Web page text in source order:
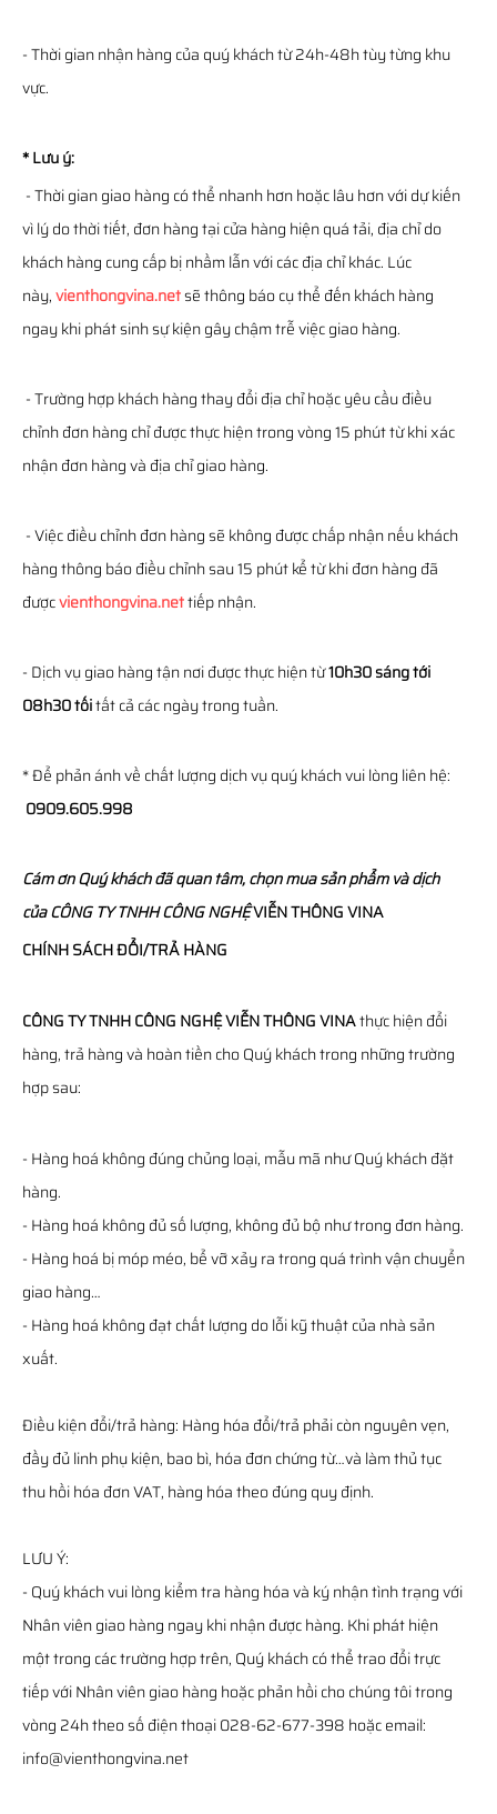
- Thời gian nhận hàng của quý khách từ 24h-48h tùy từng khu
vực.
* Lưu ý:
- Thời gian giao hàng có thể nhanh hơn hoặc lâu hơn với dự kiến
vì lý do thời tiết, đơn hàng tại cửa hàng hiện quá tải, địa chỉ do
khách hàng cung cấp bị nhầm lẫn với các địa chỉ khác. Lúc
này,vienthongvina.netsẽ thông báo cụ thể đến khách hàng
ngay khi phát sinh sự kiện gây chậm trễ việc giao hàng.
- Trường hợp khách hàng thay đổi địa chỉ hoặc yêu cầu điều
chỉnh đơn hàng chỉ được thực hiện trong vòng 15 phút từ khi xác
nhận đơn hàng và địa chỉ giao hàng.
- Việc điều chỉnh đơn hàng sẽ không được chấp nhận nếu khách
hàng thông báo điều chỉnh sau 15 phút kể từ khi đơn hàng đã
đượcvienthongvina.nettiếp nhận.
- Dịch vụ giao hàng tận nơi được thực hiện từ10h30 sáng tới
08h30 tốitất cả các ngày trong tuần.
* Để phản ánh về chất lượng dịch vụ quý khách vui lòng liên hệ:
0909.605.998
Cám ơn Quý khách đã quan tâm, chọn mua sản phẩm và dịch
củaCÔNG TY TNHH CÔNG NGHỆVIỄN THÔNGVINA
CHÍNH SÁCH ĐỔI/TRẢ HÀNG
CÔNG TY TNHH CÔNG NGHỆ VIỄN THÔNG VINAthực hiện đổi
hàng, trả hàng và hoàn tiền cho Quý khách trong những trường
hợp sau:
- Hàng hoá không đúng chủng loại, mẫu mã như Quý khách đặt
hàng.
- Hàng hoá không đủ số lượng, không đủ bộ như trong đơn hàng.
- Hàng hoá bị móp méo, bể vỡ xảy ra trong quá trình vận chuyển
giao hàng…
- Hàng hoá không đạt chất lượng do lỗi kỹ thuật của nhà sản
xuất.
Điều kiện đổi/trả hàng: Hàng hóa đổi/trả phải còn nguyên vẹn,
đầy đủ linh phụ kiện, bao bì, hóa đơn chứng từ…và làm thủ tục
thu hồi hóa đơn VAT, hàng hóa theo đúng quy định.
LƯU Ý:
- Quý khách vui lòng kiểm tra hàng hóa và ký nhận tình trạng với
Nhân viên giao hàng ngay khi nhận được hàng. Khi phát hiện
một trong các trường hợp trên, Quý khách có thể trao đổi trực
tiếp với Nhân viên giao hàng hoặc phản hồi cho chúng tôi trong
vòng 24h theo số điện thoại 028-62-677-398 hoặc email:
info@vienthongvina.net